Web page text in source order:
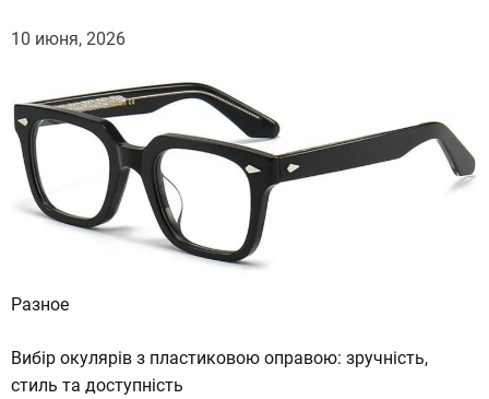
с
и
р
о
в
а
н
о
л
10 июня, 2026
Разное
Вибір окулярів з пластиковою оправою: зручність,
стиль та доступність